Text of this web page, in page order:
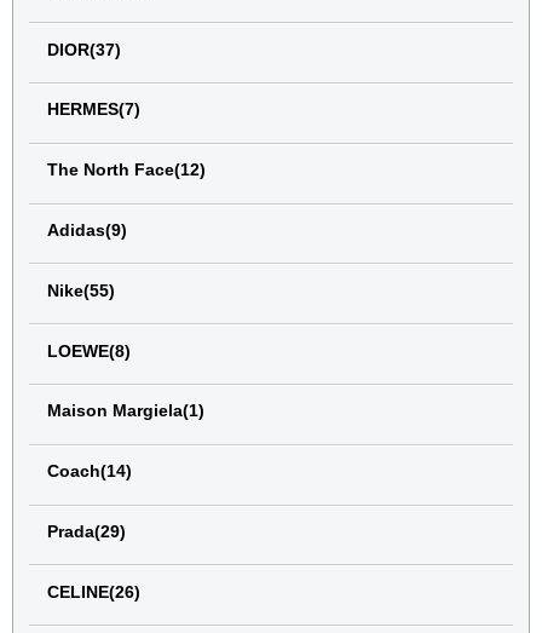
DIOR(37)
HERMES(7)
The North Face(12)
Adidas(9)
Nike(55)
LOEWE(8)
Maison Margiela(1)
Coach(14)
Prada(29)
CELINE(26)